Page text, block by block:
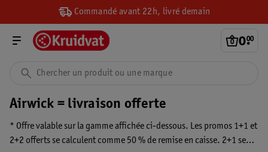
Commandé avant 22h, livré demain
0.
00
Airwick = livraison offerte
* Offre valable sur la gamme affichée ci-dessous. Les promos 1+1 et
2+2 offerts se calculent comme 50 % de remise en caisse. 2+1 se